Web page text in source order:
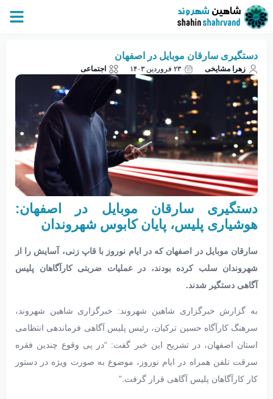
دستگیری سارقان موبایل در اصفهان
زهرا مشایخی ۲۳ فروردین ۱۴۰۳ اجتماعی
دستگیری سارقان موبایل در اصفهان:
هوشیاری پلیس، پایان کابوس شهروندان
سارقان موبایل در اصفهان که در ایام نوروز با قاپ زنی، آسایش را از
شهروندان سلب کرده بودند، در عملیات ضربتی کارآگاهان پلیس
آگاهی دستگیر شدند.
به گزارش خبرگزاری شاهین شهروند: خبرگزاری شاهین شهروند،
سرهنگ کارآگاه حسین ترکیان، رئیس پلیس آگاهی فرماندهی انتظامی
استان اصفهان، در تشریح این خبر گفت: “در پی وقوع چندین فقره
سرقت تلفن همراه در ایام نوروز، موضوع به صورت ویژه در دستور
کار کارآگاهان پلیس آگاهی قرار گرفت.”